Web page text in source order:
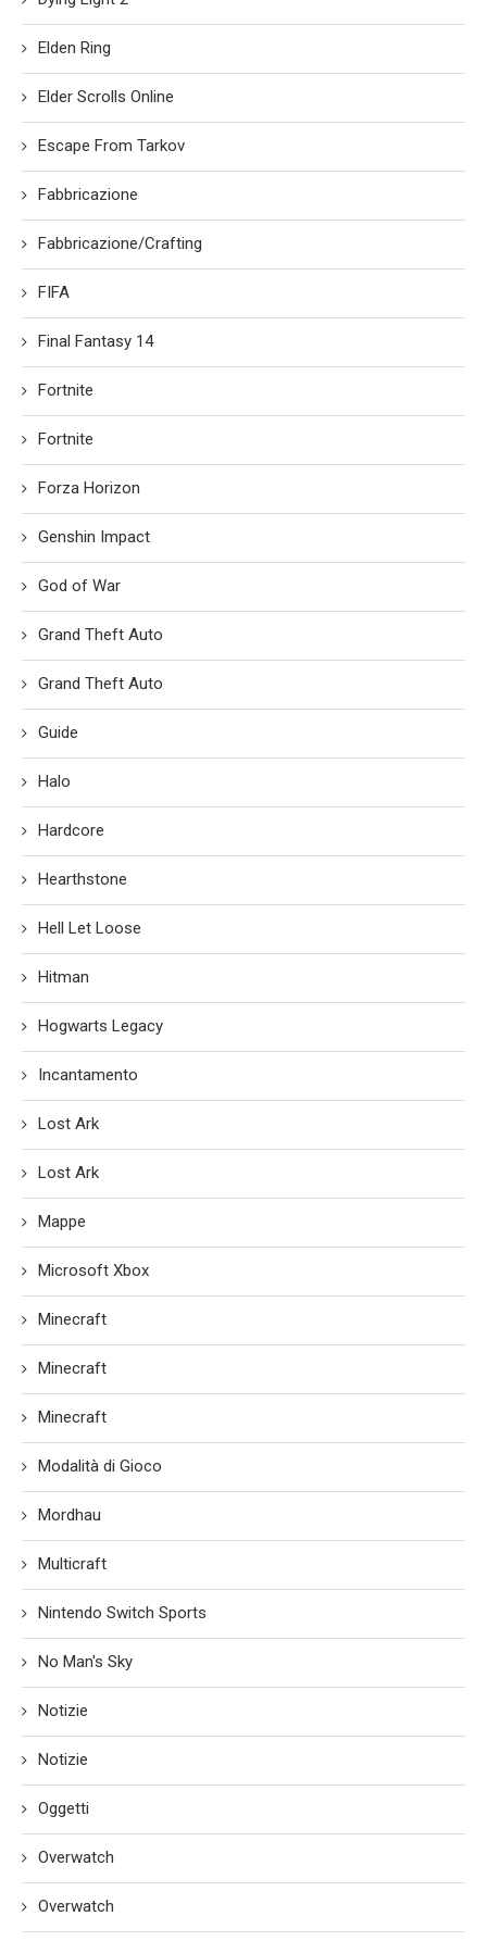
Elden Ring
Elder Scrolls Online
Escape From Tarkov
Fabbricazione
Fabbricazione/Crafting
FIFA
Final Fantasy 14
Fortnite
Fortnite
Forza Horizon
Genshin Impact
God of War
Grand Theft Auto
Grand Theft Auto
Guide
Halo
Hardcore
Hearthstone
Hell Let Loose
Hitman
Hogwarts Legacy
Incantamento
Lost Ark
Lost Ark
Mappe
Microsoft Xbox
Minecraft
Minecraft
Minecraft
Modalità di Gioco
Mordhau
Multicraft
Nintendo Switch Sports
No Man's Sky
Notizie
Notizie
Oggetti
Overwatch
Overwatch